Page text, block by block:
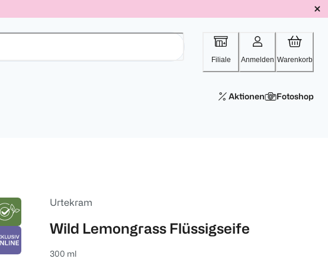
Filiale Anmelden Warenkorb
Aktionen Fotoshop
Urtekram
Wild Lemongrass Flüssigseife
300 ml